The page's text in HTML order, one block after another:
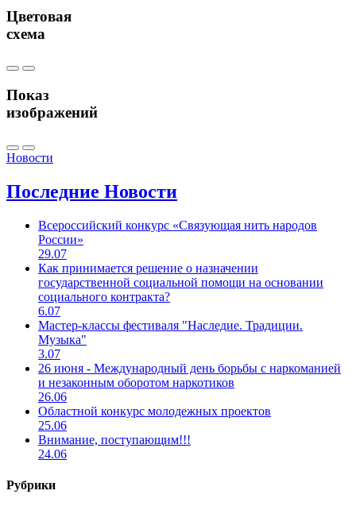
Цветовая
схема
Показ
изображений
Новости
Последние Новости
Всероссийский конкурс «Связующая нить народов
России»
29.07
Как принимается решение о назначении
государственной социальной помощи на основании
социального контракта?
6.07
Мастер-классы фестиваля "Наследие. Традиции.
Музыка"
3.07
26 июня - Международный день борьбы с наркоманией
и незаконным оборотом наркотиков
26.06
Областной конкурс молодежных проектов
25.06
Внимание, поступающим!!!
24.06
Рубрики